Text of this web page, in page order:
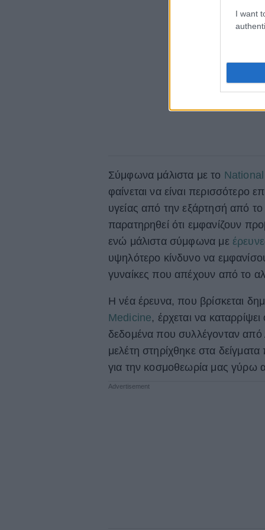
I want
Σύμφωνα μάλιστα με το
φαίνεται να είναι περισσότερο
υγείας από την εξάρτησή από το
παρατηρηθεί ότι εμφανίζουν
ενώ μάλιστα σύμφωνα με
υψηλότερο κίνδυνο να
γυναίκες που απέχουν από το
Η νέα έρευνα, που βρίσκεται
Medicine, έρχεται να
δεδομένα που συλλέγονταν
μελέτη στηρίχθηκε στα
για την κοσμοθεωρία μας γύρω